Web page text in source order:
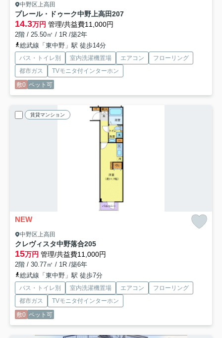
中野区上高田
プレール・ドゥーク中野上高田207
14.3万円 管理/共益費11,000円
2階 / 25.50㎡ / 1R /築2年
総武線「東中野」駅 徒歩14分
バス・トイレ別 室内洗濯機置場 エアコン
フローリング
都市ガス
TVモニタ付インターホン
敷0 ペット可
賃貸マンション
NEW
中野区上高田
クレヴィスタ中野落合205
15万円 管理/共益費11,000円
2階 / 30.77㎡ / 1R /築6年
総武線「東中野」駅 徒歩7分
バス・トイレ別 室内洗濯機置場 エアコン
フローリング
都市ガス
TVモニタ付インターホン
敷0 ペット可